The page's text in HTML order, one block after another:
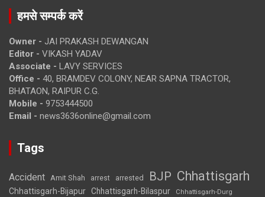
हमसे सम्पर्क करें
Owner - JAI PRAKASH DEWANGAN
Editor - VIKASH YADAV
Associate - LAVY SERVICES
Office - 40, BRAMDEV COLONY, NEAR SAPNA TRACTOR,
BHATAON, RAIPUR C.G.
Mobile - 9753444500
Email - news3636online@gmail.com
Tags
Accident Amit Shah arrest arrested BJP Chhattisgarh
Chhattisgarh-Bijapur Chhattisgarh-Bilaspur Chhattisgarh-Durg